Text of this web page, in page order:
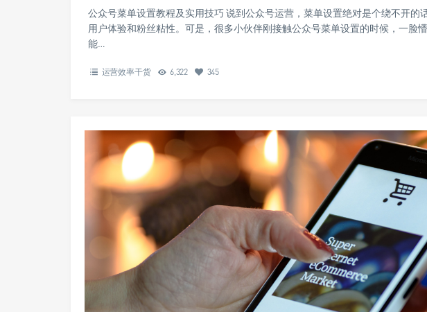
公众号菜单设置教程及实用技巧 说到公众号运营，菜单设置绝对是个绕不开的
用户体验和粉丝粘性。可是，很多小伙伴刚接触公众号菜单设置的时候，一
能…
运营效率干货 6,322 345